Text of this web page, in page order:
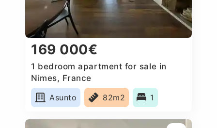
169 000€
1 bedroom apartment for sale in
Nimes, France
Asunto
82m2 1